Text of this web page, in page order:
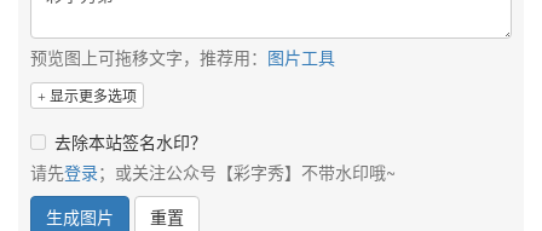
预览图上可拖移文字，推荐用： 图片工具
显示更多选项
去除本站签名水印？
请先登录；或关注公众号【彩字秀】不带水印哦~
生成图片
重置